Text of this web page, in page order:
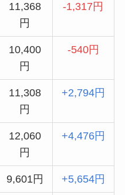
11,368
円
-1,317円
10,400
円
-540円
11,308
円
+2,794円
12,060
円
+4,476円
9,601円 +5,654円